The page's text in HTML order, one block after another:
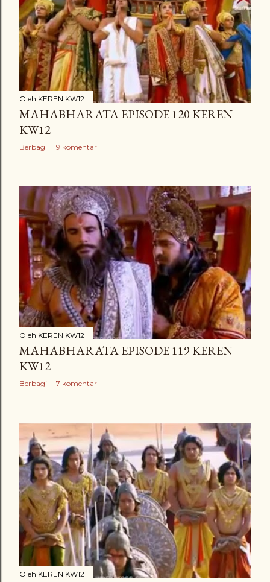
Oleh KEREN KW12
MAHABHARATA EPISODE 120 KEREN
KW12
Berbagi 9 komentar
Oleh KEREN KW12
MAHABHARATA EPISODE 119 KEREN
KW12
Berbagi 7 komentar
Oleh KEREN KW12